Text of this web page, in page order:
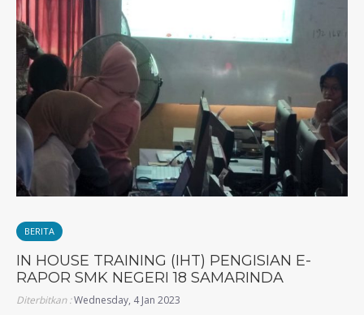
BERITA
IN HOUSE TRAINING (IHT) PENGISIAN E-
RAPOR SMK NEGERI 18 SAMARINDA
Diterbitkan :Wednesday, 4 Jan 2023